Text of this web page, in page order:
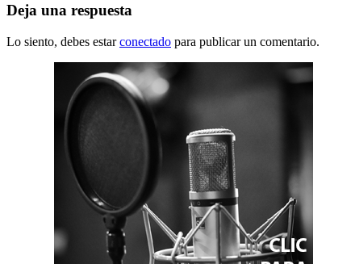
Deja una respuesta
Lo siento, debes estarconectado para publicar un comentario.